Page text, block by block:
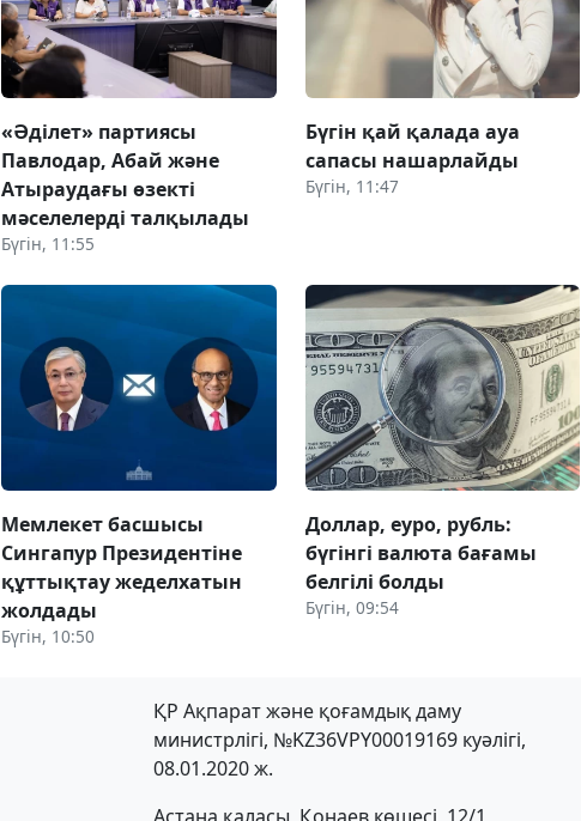
«Әділет» партиясы
Павлодар, Абай және
Атыраудағы өзекті
мәселелерді талқылады
Бүгін, 11:55
Бүгін қай қалада ауа
сапасы нашарлайды
Бүгін, 11:47
Мемлекет басшысы
Сингапур Президентіне
құттықтау жеделхатын
жолдады
Бүгін, 10:50
Доллар, еуро, рубль:
бүгінгі валюта бағамы
белгілі болды
Бүгін, 09:54
ҚР Ақпарат және қоғамдық даму
министрлігі, №KZ36VPY00019169 куәлігі,
08.01.2020 ж.